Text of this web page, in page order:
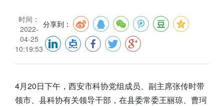
时间：
2022-
04-25
10:19:53
分享到：
4月20日下午，西安市科协党组成员、副主席张传时带
领市、县科协有关领导干部，在县委常委王丽琼、曹珂